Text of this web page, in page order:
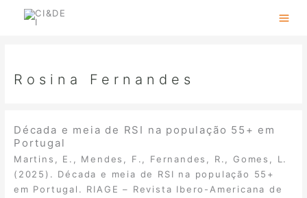
Rosina Fernandes
Década e meia de RSI na população 55+ em
Portugal
Martins, E., Mendes, F., Fernandes, R., Gomes, L.
(2025). Década e meia de RSI na população 55+
em Portugal. RIAGE – Revista Ibero-Americana de